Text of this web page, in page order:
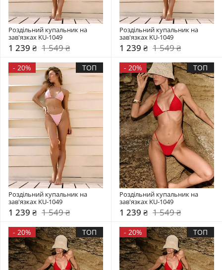
Роздільний купальник на
зав'язках KU-1049
1 239 ₴ 1 549 ₴
Роздільний купальник на
зав'язках KU-1049
1 239 ₴ 1 549 ₴
- 20% ТОП
Роздільний купальник на
зав'язках KU-1049
1 239 ₴ 1 549 ₴
- 20% ТОП
Роздільний купальник на
зав'язках KU-1049
1 239 ₴ 1 549 ₴
- 20% ТОП - 20% ТОП